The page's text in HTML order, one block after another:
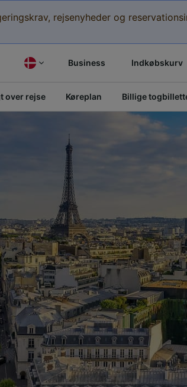
rejsenyheder og
Business Indkøbskurv
over rejse Køreplan Billige